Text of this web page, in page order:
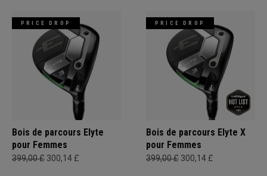
PRICE DROP
Bois de parcours Elyte
pour Femmes
399,00 £ 300,14 £
PRICE DROP
Bois de parcours Elyte X
pour Femmes
399,00 £ 300,14 £